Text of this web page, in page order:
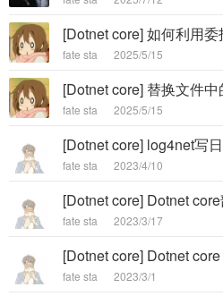
fate sta 2025/5/15
fate sta 2025/5/15
[Dotnet core] log4net写
fate sta 2023/4/10
fate sta 2023/3/17
fate sta 2023/3/1